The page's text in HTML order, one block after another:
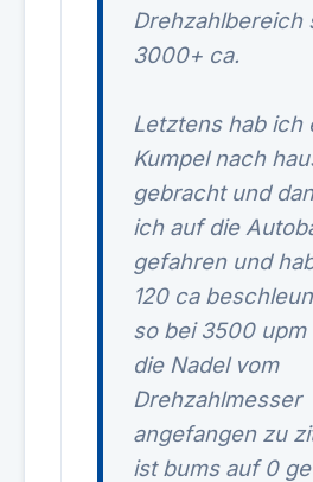
Drehzahlbereich
3000+ ca.
Letztens hab ich
Kumpel nach
gebracht und
ich auf die
gefahren und
120 ca
so bei 3500 upm
die Nadel vom
Drehzahlmesser
angefangen zu
ist bums auf 0